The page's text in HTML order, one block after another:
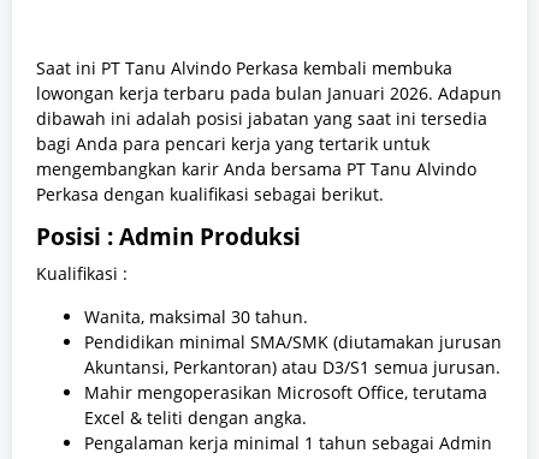
Saat ini PT Tanu Alvindo Perkasa kembali membuka
lowongan kerja terbaru pada bulan Januari 2026. Adapun
dibawah ini adalah posisi jabatan yang saat ini tersedia
bagi Anda para pencari kerja yang tertarik untuk
mengembangkan karir Anda bersama PT Tanu Alvindo
Perkasa dengan kualifikasi sebagai berikut.
Posisi : Admin Produksi
Kualifikasi :
Wanita, maksimal 30 tahun.
Pendidikan minimal SMA/SMK (diutamakan jurusan
Akuntansi, Perkantoran) atau D3/S1 semua jurusan.
Mahir mengoperasikan Microsoft Office, terutama
Excel & teliti dengan angka.
Pengalaman kerja minimal 1 tahun sebagai Admin